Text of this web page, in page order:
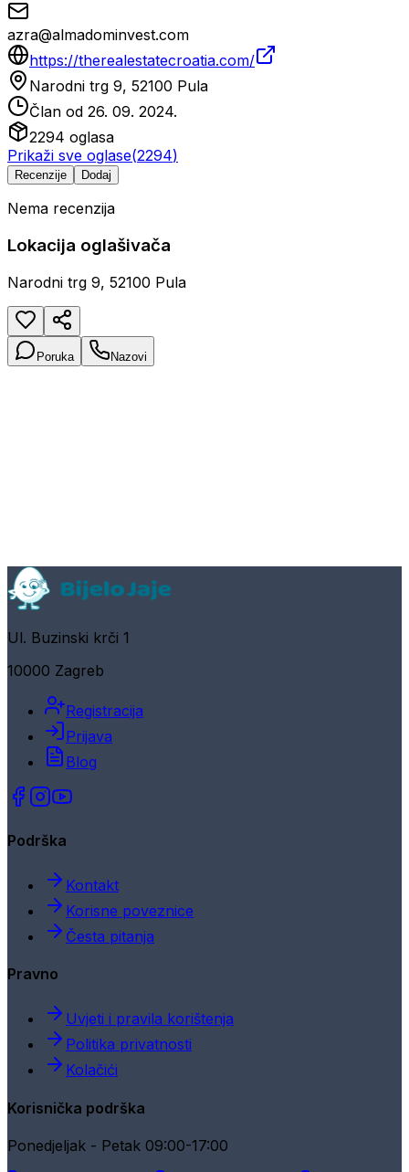
azra@almadominvest.com
https://therealestatecroatia.com/
Narodni trg 9, 52100 Pula
Član od 26. 09. 2024.
2294 oglasa
Prikaži sve oglase(2294)
Recenzije Dodaj
Nema recenzija
Lokacija oglašivača
Narodni trg 9, 52100 Pula
Poruka Nazovi
Ul. Buzinski krči 1
10000 Zagreb
Registracija
Prijava
Blog
Podrška
Kontakt
Korisne poveznice
Česta pitanja
Pravno
Uvjeti i pravila korištenja
Politika privatnosti
Kolačići
Korisnička podrška
Ponedjeljak - Petak 09:00-17:00